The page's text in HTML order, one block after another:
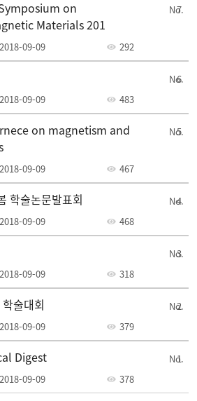
7
on
Materials 201
2018-09-09 292
6
2018-09-09 483
5
on magnetism and
2018-09-09 467
4
학술논문발표회
2018-09-09 468
3
2018-09-09 318
2
술대회
2018-09-09 379
1
Digest
2018-09-09 378